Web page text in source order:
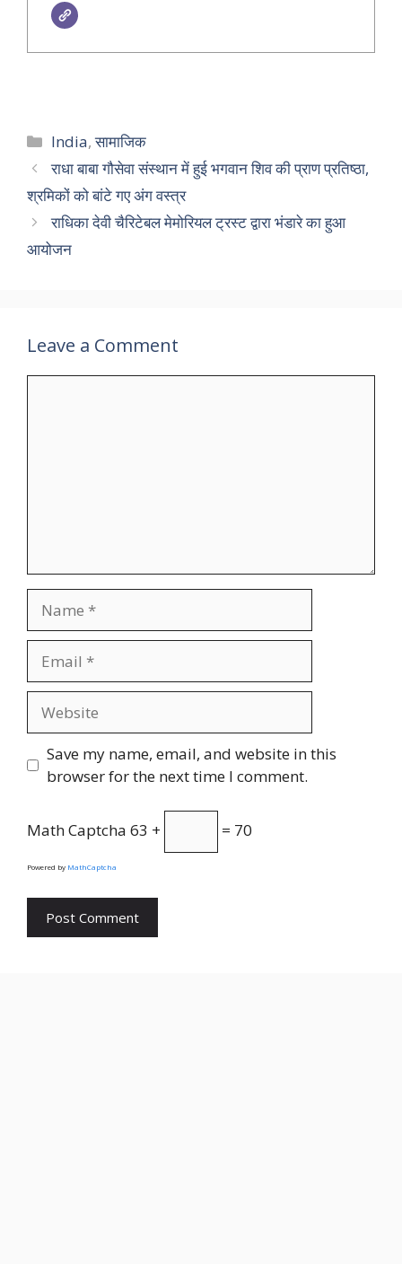
Categories
India,सामाजिक
राधा बाबा गौसेवा संस्थान में हुई भगवान शिव की प्राण प्रतिष्ठा,
श्रमिकों को बांटे गए अंग वस्त्र
राधिका देवी चैरिटेबल मेमोरियल ट्रस्ट द्वारा भंडारे का हुआ
आयोजन
Leave a Comment
Save my name, email, and website in this
browser for the next time I comment.
Math Captcha 63 + = 70
Powered by MathCaptcha